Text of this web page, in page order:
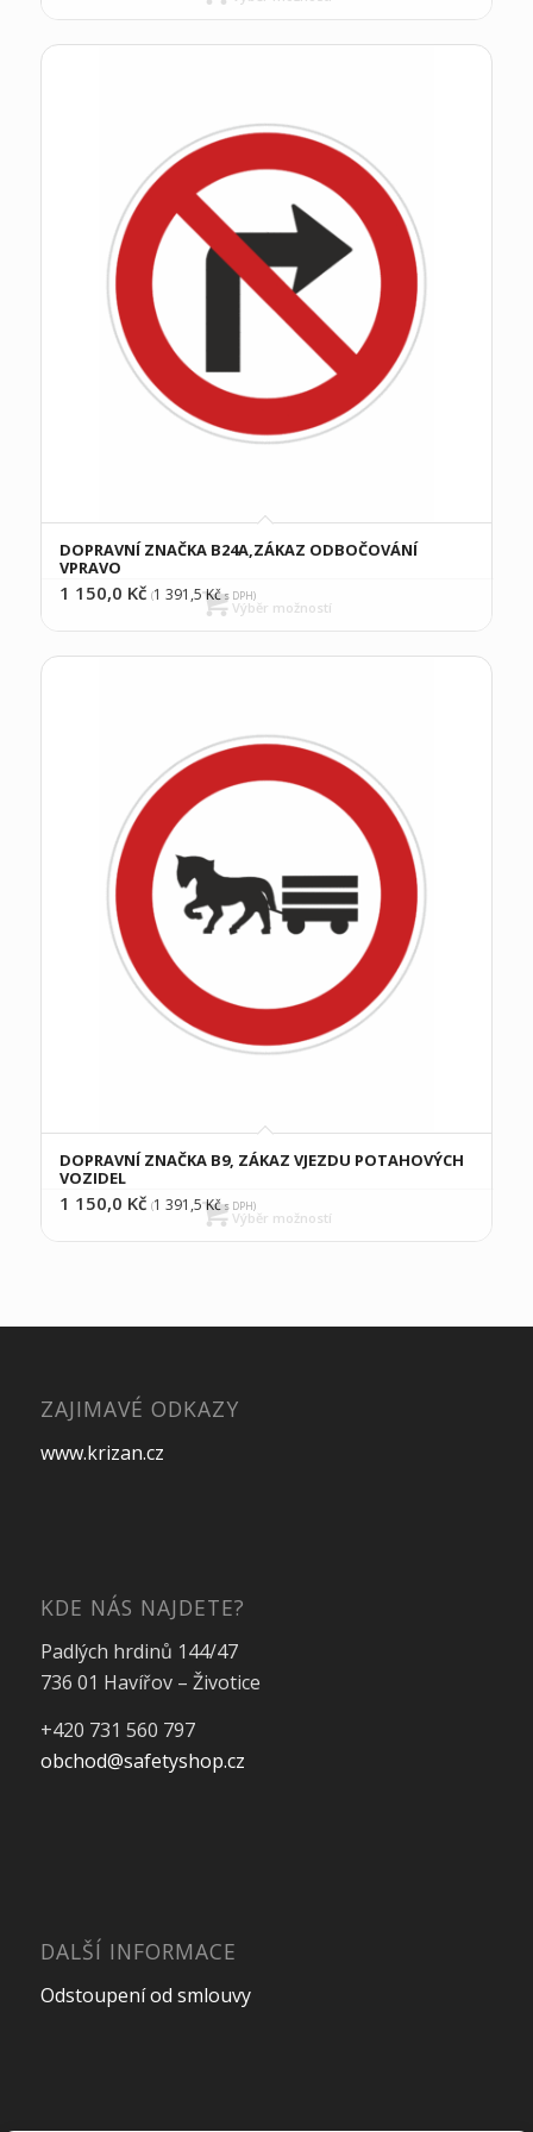
DOPRAVNÍ ZNAČKA B24A,ZÁKAZ ODBOČOVÁNÍ
VPRAVO
1 150,0 Kč (1 391,5Kčs DPH)
Výběr možností
DOPRAVNÍ ZNAČKA B9, ZÁKAZ VJEZDU POTAHOVÝCH
VOZIDEL
1 150,0 Kč (1 391,5Kčs DPH)
Výběr možností
ZAJIMAVÉ ODKAZY
www.krizan.cz
KDE NÁS NAJDETE?
Padlých hrdinů 144/47
736 01 Havířov – Životice
+420 731 560 797
obchod@safetyshop.cz
DALŠÍ INFORMACE
Odstoupení od smlouvy